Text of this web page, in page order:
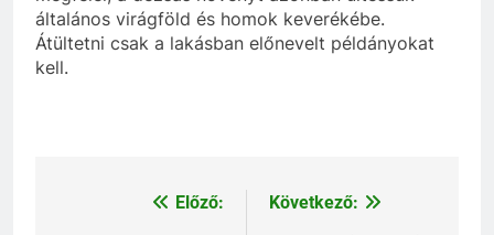
általános virágföld és homok keverékébe.
Átültetni csak a lakásban előnevelt példányokat
kell.
BejegyzésElőző:
Következő: